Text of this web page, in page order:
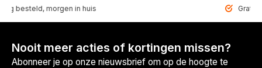
morgen in huis Gratis
Nooit meer acties of kortingen missen?
Abonneer je op onze nieuwsbrief om op de hoogte te